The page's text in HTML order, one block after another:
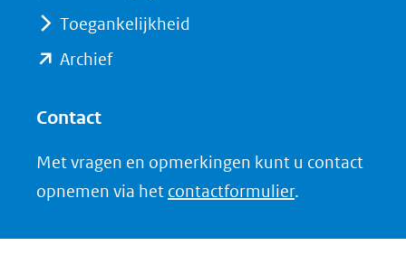
website)
Toegankelijkheid
Archief(opent
(verwijst
naar
Contact
Met vragen en opmerkingen kunt u contact
opnemen via het contactformulier.